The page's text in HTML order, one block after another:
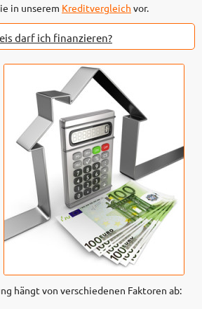
in unserem Kreditvergleich vor.
darf ich finanzieren?
hängt von verschiedenen Faktoren ab: